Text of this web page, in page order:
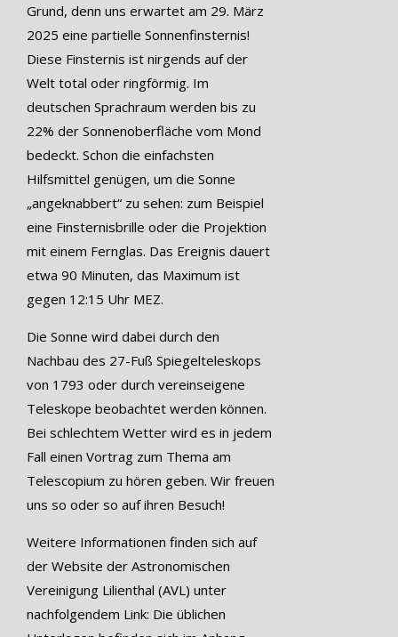
Grund, denn uns erwartet am 29. März
2025 eine partielle Sonnenfinsternis!
Diese Finsternis ist nirgends auf der
Welt total oder ringförmig. Im
deutschen Sprachraum werden bis zu
22% der Sonnenoberfläche vom Mond
bedeckt. Schon die einfachsten
Hilfsmittel genügen, um die Sonne
„angeknabbert“ zu sehen: zum Beispiel
eine Finsternisbrille oder die Projektion
mit einem Fernglas. Das Ereignis dauert
etwa 90 Minuten, das Maximum ist
gegen 12:15 Uhr MEZ.
Die Sonne wird dabei durch den
Nachbau des 27-Fuß Spiegelteleskops
von 1793 oder durch vereinseigene
Teleskope beobachtet werden können.
Bei schlechtem Wetter wird es in jedem
Fall einen Vortrag zum Thema am
Telescopium zu hören geben. Wir freuen
uns so oder so auf ihren Besuch!
Weitere Informationen finden sich auf
der Website der Astronomischen
Vereinigung Lilienthal (AVL) unter
nachfolgendem Link: Die üblichen